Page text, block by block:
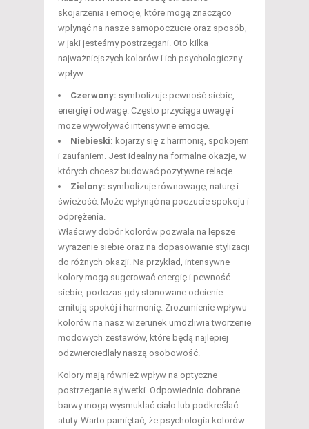
skojarzenia i emocje, które mogą znacząco
wpłynąć na nasze samopoczucie oraz sposób,
w jaki jesteśmy postrzegani. Oto kilka
najważniejszych kolorów i ich psychologiczny
wpływ:
Czerwony: symbolizuje pewność siebie,
energię i odwagę. Często przyciąga uwagę i
może wywoływać intensywne emocje.
Niebieski: kojarzy się z harmonią, spokojem
i zaufaniem. Jest idealny na formalne okazje, w
których chcesz budować pozytywne relacje.
Zielony: symbolizuje równowagę, naturę i
świeżość. Może wpłynąć na poczucie spokoju i
odprężenia.
Właściwy dobór kolorów pozwala na lepsze
wyrażenie siebie oraz na dopasowanie stylizacji
do różnych okazji. Na przykład, intensywne
kolory mogą sugerować energię i pewność
siebie, podczas gdy stonowane odcienie
emitują spokój i harmonię. Zrozumienie wpływu
kolorów na nasz wizerunek umożliwia tworzenie
modowych zestawów, które będą najlepiej
odzwierciedlały naszą osobowość.
Kolory mają również wpływ na optyczne
postrzeganie sylwetki. Odpowiednio dobrane
barwy mogą wysmuklać ciało lub podkreślać
atuty. Warto pamiętać, że psychologia kolorów